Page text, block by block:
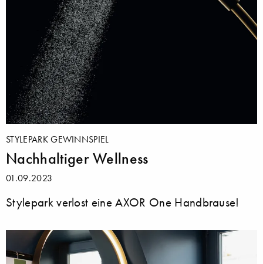
STYLEPARK GEWINNSPIEL
Nachhaltiger Wellness
01.09.2023
Stylepark verlost eine AXOR One Handbrause!